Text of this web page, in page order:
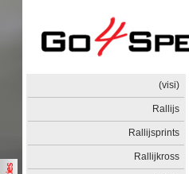
(visi)
Rallijs
Rallijsprints
Rallijkross